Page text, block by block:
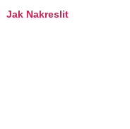
Jak Nakreslit